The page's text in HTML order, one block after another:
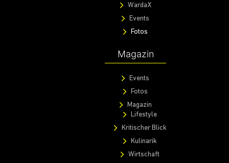
WardaX
Events
Fotos
Magazin
Events
Fotos
Magazin
Lifestyle
Kritischer Blick
Kulinarik
Wirtschaft